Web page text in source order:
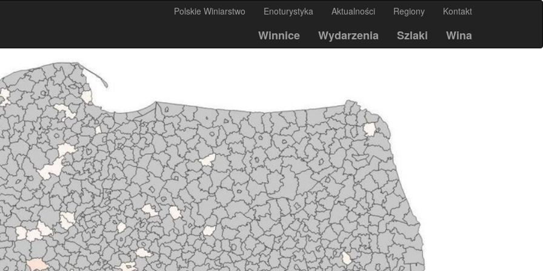
Polskie Winiarstwo Enoturystyka Aktualności Regiony Kontakt
Winnice Wydarzenia Szlaki Wina